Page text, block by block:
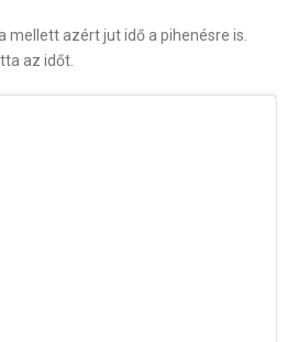
mellett azért jut idő a pihenésre is.
az időt.